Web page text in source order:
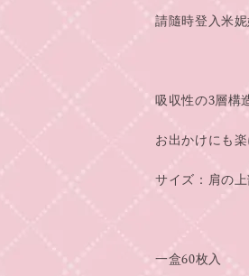
吸収性の3層構
お出かけにも
サイズ：肩の
一盒60枚入